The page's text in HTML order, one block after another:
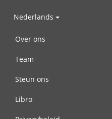
Nederlands
Over ons
Team
Steun ons
Libro